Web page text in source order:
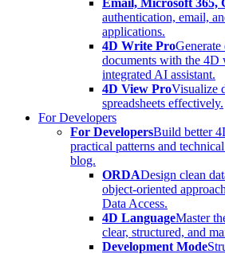
Email, Microsoft 365,
authentication, email,
applications.
4D Write ProGenerate
documents with the 4D
integrated AI assistant.
4D View ProVisualize
spreadsheets effectively.
For Developers
For DevelopersBuild better
practical patterns and
blog.
ORDADesign clean
object-oriented
Data Access.
4D LanguageMaster
clear, structured, and
Development Mode